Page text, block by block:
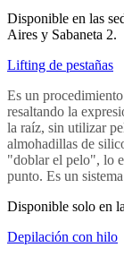
Disponible en las
Aires y Sabaneta 2.
Lifting de pestañas
Es un
resaltando la
la raíz, sin utilizar
almohadillas de
"doblar el pelo", lo
punto. Es un
Disponible solo en
Depilación con hilo